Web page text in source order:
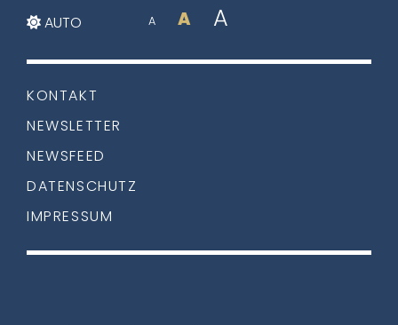
AUTO A A A
KONTAKT
NEWSLETTER
NEWSFEED
DATENSCHUTZ
IMPRESSUM